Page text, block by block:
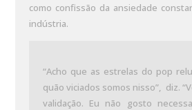
como confissão da ansiedade
indústria.
“Acho que as estrelas do pop
quão viciados somos nisso”, diz.
validação. Eu não gosto